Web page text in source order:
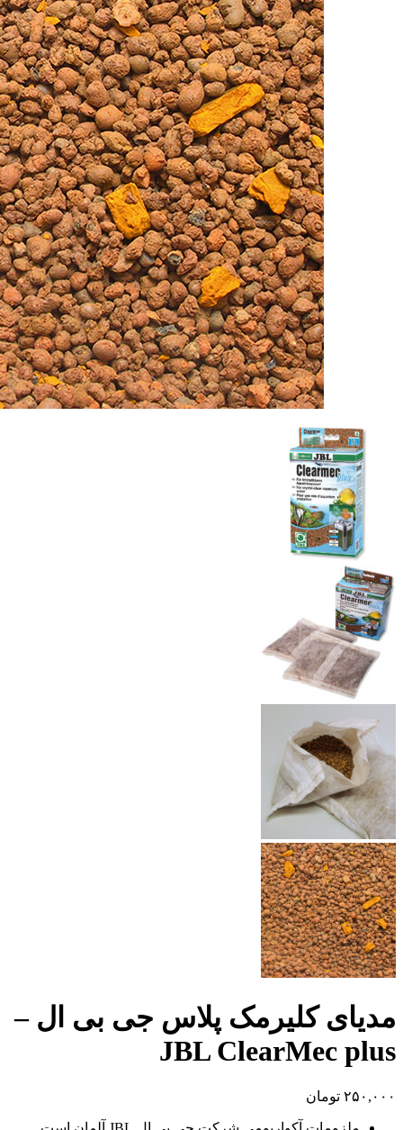
مدیای کلیرمک پلاس جی بی ال –
JBL ClearMec plus
۲۵۰,۰۰۰ تومان